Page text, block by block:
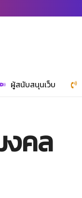
ผู้สนับสนุนเว็บ
งคล